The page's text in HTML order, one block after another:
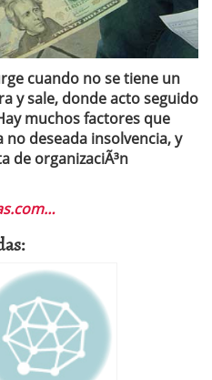
cuando no se tiene un
y sale, donde acto seguido
muchos factores que
deseada insolvencia, y
de organizaciÃ³n